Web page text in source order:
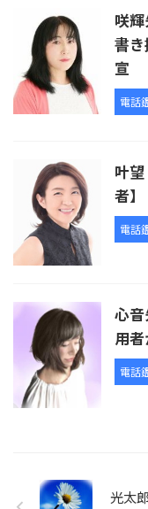
咲
書
宣
電話
叶
者】
電話
心
用
電話
光太